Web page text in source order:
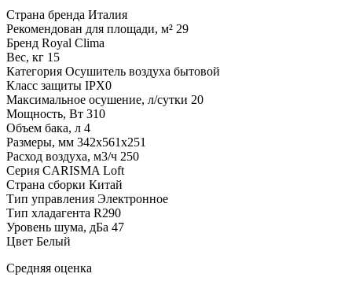
Страна бренда Италия
Рекомендован для площади, м² 29
Бренд Royal Clima
Вес, кг 15
Категория Осушитель воздуха бытовой
Класс защиты IPX0
Максимальное осушение, л/сутки 20
Мощность, Вт 310
Объем бака, л 4
Размеры, мм 342x561x251
Расход воздуха, м3/ч 250
Серия CARISMA Loft
Страна сборки Китай
Тип управления Электронное
Тип хладагента R290
Уровень шума, дБа 47
Цвет Белый
Средняя оценка